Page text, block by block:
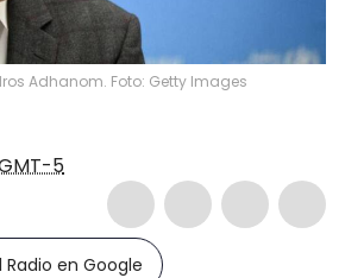
Adhanom. Foto: Getty Images
5
en Google